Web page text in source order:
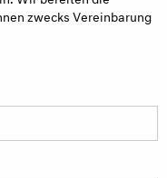
zwecks Vereinbarung